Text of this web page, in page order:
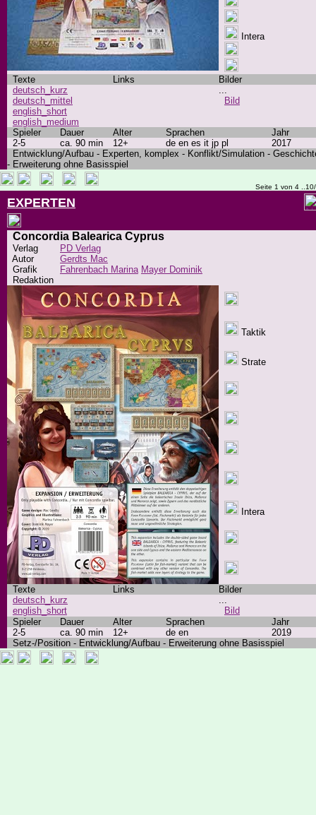
Intera
Texte Links
Bilder
deutsch_kurz
deutsch_mittel
english_short
english_medium
...
Bild
Spieler Dauer Alter Sprachen
Jahr
2-5
ca. 90 min 12+ de en es it jp pl
2017
Entwicklung/Aufbau - Experten, komplex - Konflikt/Simulation -
- Erweiterung ohne Basisspiel
Seite 1 von 4
EXPERTEN
Concordia Balearica Cyprus
Verlag
PD Verlag
Autor
Gerdts Mac
Grafik
Fahrenbach Marina Mayer Dominik
Redaktion
Taktik
Strate
Intera
Texte Links
Bilder
deutsch_kurz
english_short
...
Bild
Spieler
Dauer Alter Sprachen
Jahr
2-5
ca. 90 min 12+ de en
2019
Setz-/Position - Entwicklung/Aufbau - Erweiterung ohne Basisspiel